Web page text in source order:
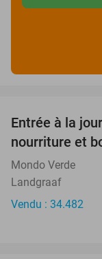
Entrée à la
nourriture et
Mondo Verde
Landgraaf
Vendu : 34.482